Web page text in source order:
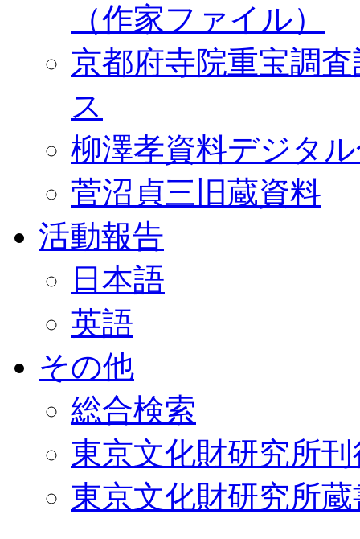
（作家ファイル）
京都府寺院重宝調
ス
柳澤孝資料デジタ
菅沼貞三旧蔵資料
活動報告
日本語
英語
その他
総合検索
東京文化財研究所
東京文化財研究所